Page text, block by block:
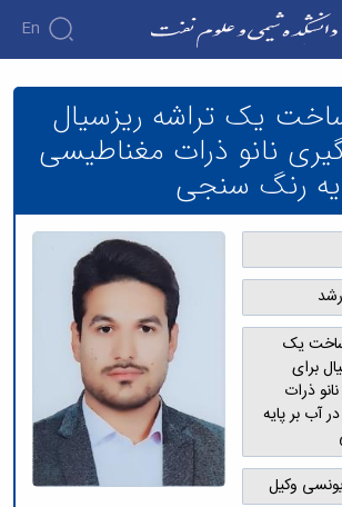
En
ذرات مغناطیسی در آب بر پایه رنگ
شیمی و علوم نفت
یک تراشه ریزسیال
نانو ذرات مغناطیسی
رنگ سنجی
یک
برای
ذرات
آب بر پایه
وکیل